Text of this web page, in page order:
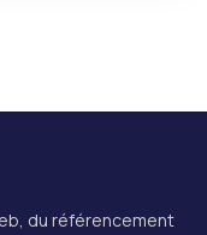
du référencement